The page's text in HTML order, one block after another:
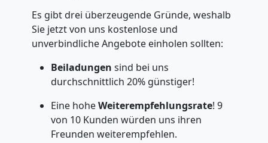
Es gibt drei überzeugende Gründe, weshalb
Sie jetzt von uns kostenlose und
unverbindliche Angebote einholen sollten:
Beiladungen sind bei uns
durchschnittlich 20% günstiger!
Eine hoheWeiterempfehlungsrate! 9
von 10 Kunden würden uns ihren
Freunden weiterempfehlen.